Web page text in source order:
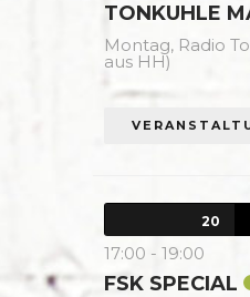
TONKUHLE
Montag, Radio
aus HH)
20
17:00 - 19:00
FSK SPECIAL